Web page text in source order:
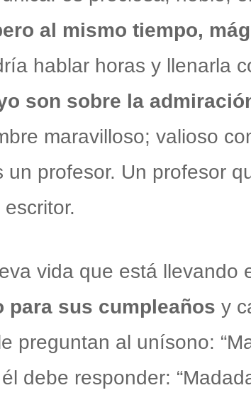
al mismo tiempo,
hablar horas y llenarla
son sobre la
maravilloso; valioso
profesor. Un profesor
vida que está llevando
sus cumpleaños y
preguntan al unísono:
debe responder: